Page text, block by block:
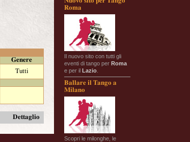
Roma
Il nuovo sito con tutti gli
eventi di tango per Roma
e per il Lazio
Ballare il Tango a
Milano
Scopri le milonghe, le
Genere
Tutti
Dettaglio